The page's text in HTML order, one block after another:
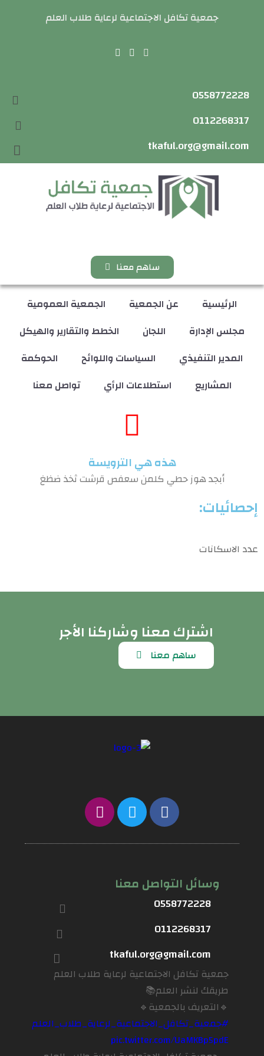
جمعية تكافل الاجتماعية لرعاية طلاب العلم
0558772228
0112268317
tkaful.org@gmail.com
ساهم معنا
الرئيسية عن الجمعية
الجمعية العمومية
مجلس الإدارة
اللجان
الخطط والتقارير والهيكل
المدير التنفيذي
السياسات واللوائح
الحوكمة
المشاريع
استطلاعات الرأي تواصل معنا
هذه هي الترويسة
أبجد هوز حطي كلمن سعفص قرشت ثخذ ضظغ
إحصائيات:
عدد الاسكانات
اشترك معنا وشاركنا الأجر
ساهم معنا
وسائل التواصل معنا
0558772228
0112268317
tkaful.org@gmail.com
جمعية تكافل الاجتماعية لرعاية طلاب العلم
طريقك لنشر العلم📚
🔹التعريف بالجمعية🔹
#جمعية_تكافل_الاجتماعية_لرعاية_طلاب_العلم
pic.twitter.com/UaMKBp5pdE